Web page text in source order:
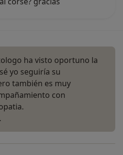
ha visto oportuno la
yo seguiría su
también es muy
con